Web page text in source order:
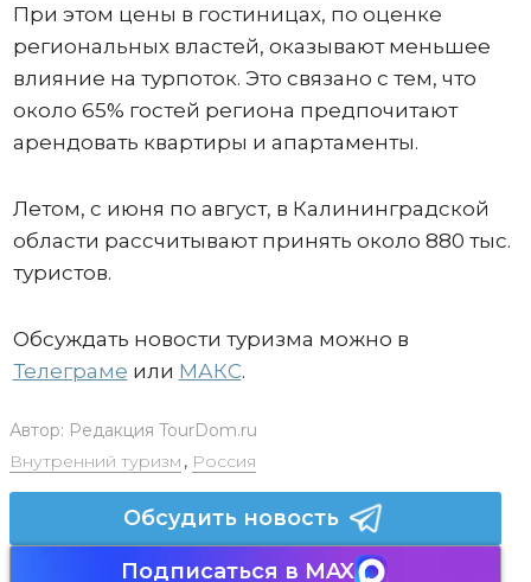
При этом цены в гостиницах, по оценке
региональных властей, оказывают меньшее
влияние на турпоток. Это связано с тем, что
около 65% гостей региона предпочитают
арендовать квартиры и апартаменты.
Летом, с июня по август, в Калининградской
области рассчитывают принять около 880 тыс.
туристов.
Обсуждать новости туризма можно в
Телеграме или МАКС.
Автор: Редакция TourDom.ru
Внутренний туризм , Россия
Обсудить новость
Подписаться в MAX